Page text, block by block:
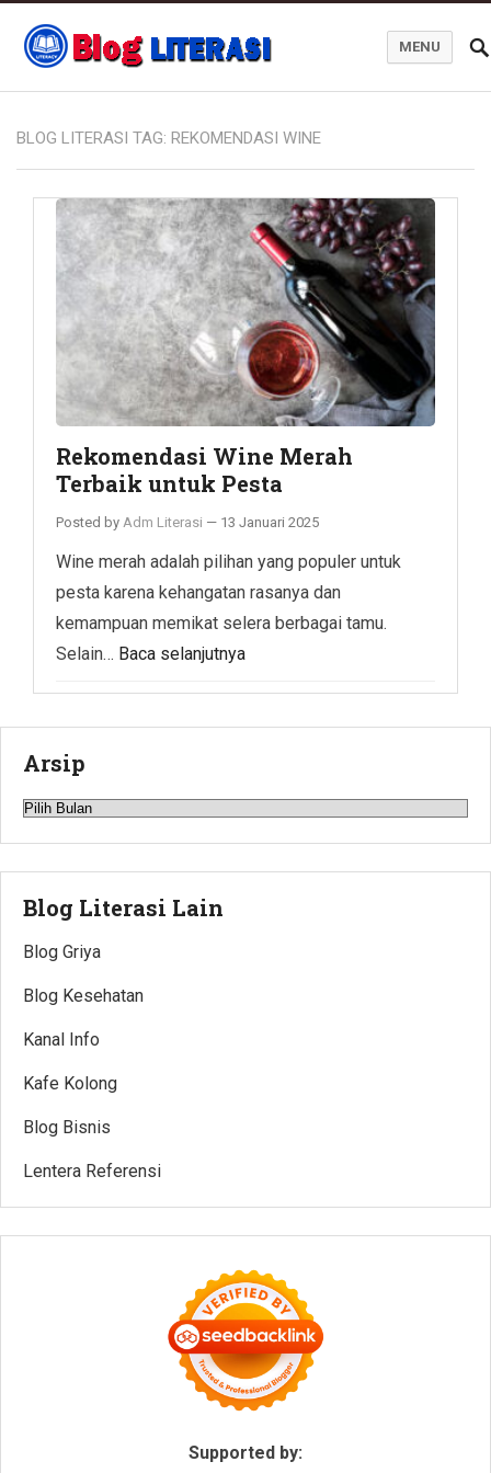
MENU
BLOG LITERASI TAG: REKOMENDASI WINE
Rekomendasi Wine Merah
Terbaik untuk Pesta
Posted by Adm Literasi — 13 Januari 2025
Wine merah adalah pilihan yang populer untuk
pesta karena kehangatan rasanya dan
kemampuan memikat selera berbagai tamu.
Selain… Baca selanjutnya
Arsip
Arsip
Blog Literasi Lain
Blog Griya
Blog Kesehatan
Kanal Info
Kafe Kolong
Blog Bisnis
Lentera Referensi
Supported by: